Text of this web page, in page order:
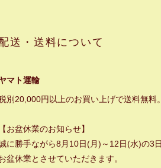
送・送料について
マト運輸
別20,000円以上のお買い上げで送料無料。
【お盆休業のお知らせ】
に勝手ながら8月10日(月)～12日(水)の3
盆休業とさせていただきます。